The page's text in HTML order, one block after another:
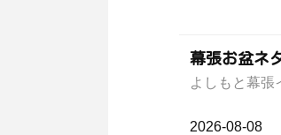
幕張お盆ネ
よしもと幕張
2026-08-08